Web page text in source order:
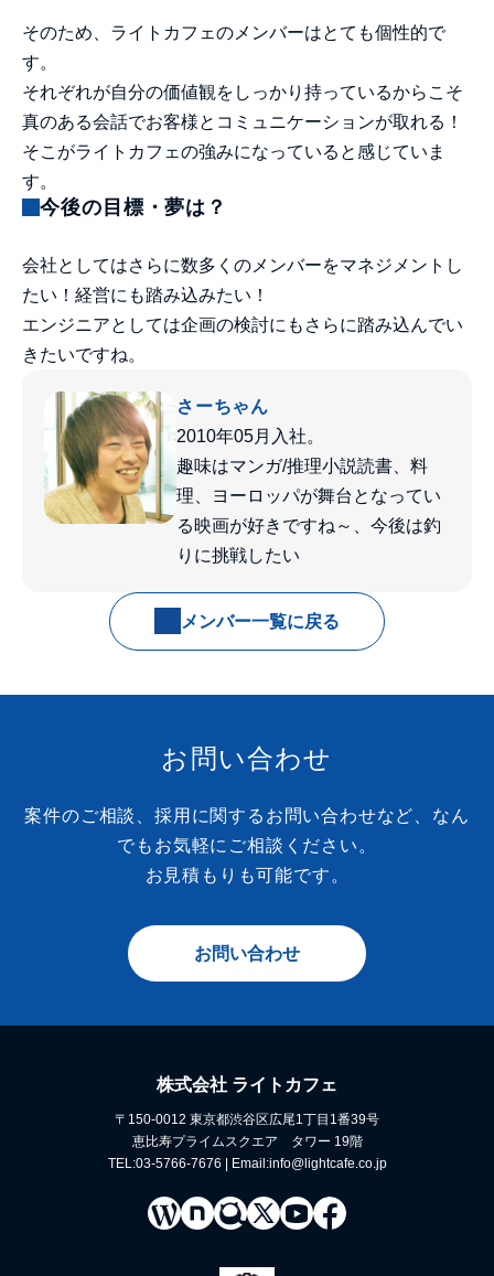
そのため、ライトカフェのメンバーはとても個性的で
す。
それぞれが自分の価値観をしっかり持っているからこそ
真のある会話でお客様とコミュニケーションが取れる！
そこがライトカフェの強みになっていると感じていま
す。
今後の目標・夢は？
会社としてはさらに数多くのメンバーをマネジメントし
たい！経営にも踏み込みたい！
エンジニアとしては企画の検討にもさらに踏み込んでい
きたいですね。
さーちゃん
2010年05月入社。
趣味はマンガ/推理小説読書、料
理、ヨーロッパが舞台となってい
る映画が好きですね～、今後は釣
りに挑戦したい
メンバー一覧に戻る
お問い合わせ
案件のご相談、採用に関するお問い合わせなど、なん
でもお気軽にご相談ください。
お見積もりも可能です。
お問い合わせ
株式会社 ライトカフェ
〒150-0012 東京都渋谷区広尾1丁目1番39号
恵比寿プライムスクエア タワー 19階
TEL:03-5766-7676 | Email:info@lightcafe.co.jp